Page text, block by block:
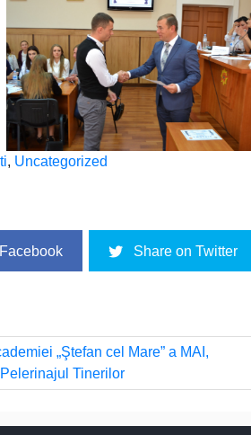
, Uncategorized
Share on Twitter
„Ştefan cel Mare” a MAI,
Tinerilor